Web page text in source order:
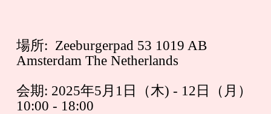
場所: Zeeburgerpad 53 1019 AB
Amsterdam The Netherlands
会期: 2025年5月1日（木) - 12日（月）
10:00 - 18:00